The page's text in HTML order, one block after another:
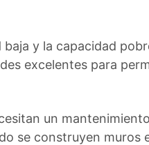
y la capacidad
excelentes para
un
se construyen muros